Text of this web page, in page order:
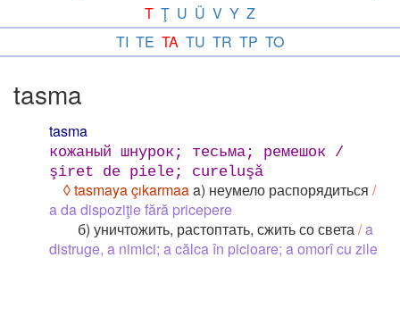
T Ţ U Ü V Y Z
TI TE TA TU TR TP TO
tasma
tasma
кожаный шнурок; тесьма; ремешок /
şiret de piele; cureluşă
◊ tasmaya çıkarmaaa) неумело распорядиться /
a da dispoziţie fără pricepere
б) уничтожить, растоптать, сжить со света/a
distruge, a nimici; a călca în picioare; a omorî cu zile